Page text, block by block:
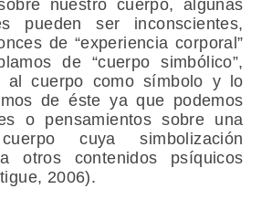
nuestro cuerpo, algunas
pueden ser inconscientes,
de “experiencia corporal”
de “cuerpo simbólico”,
al cuerpo como símbolo y lo
de éste ya que podemos
o pensamientos sobre una
cuya simbolización
otros contenidos psíquicos
2006).